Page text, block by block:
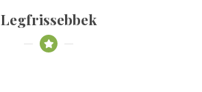
Legfrissebbek